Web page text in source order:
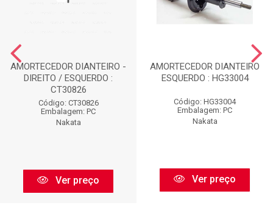
AMORTECEDOR DIANTEIRO -
DIREITO / ESQUERDO :
CT30826
Código: CT30826
Embalagem: PC
Nakata
Ver preço
AMORTECEDOR DIANTEIRO
ESQUERDO : HG33004
Código: HG33004
Embalagem: PC
Nakata
Ver preço